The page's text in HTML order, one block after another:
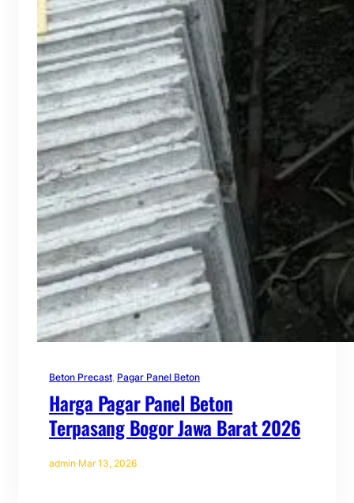
Beton Precast, Pagar Panel Beton
Harga Pagar Panel Beton
Terpasang Bogor Jawa Barat 2026
admin·Mar 13, 2026